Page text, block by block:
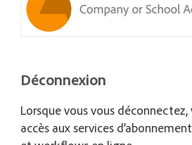
Déconnexion
Lorsque vous vous déconnectez,
accès aux services